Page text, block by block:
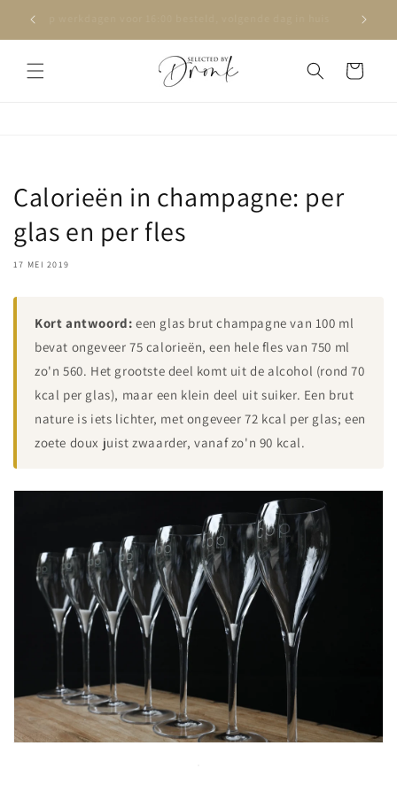
naar de
Winkelwagen
Calorieën in champagne: per
glas en per fles
17 MEI 2019
Kort antwoord: een glas brut champagne van 100 ml
bevat ongeveer 75 calorieën, een hele fles van 750 ml
zo'n 560. Het grootste deel komt uit de alcohol (rond 70
kcal per glas), maar een klein deel uit suiker. Een brut
nature is iets lichter, met ongeveer 72 kcal per glas; een
zoete doux juist zwaarder, vanaf zo'n 90 kcal.